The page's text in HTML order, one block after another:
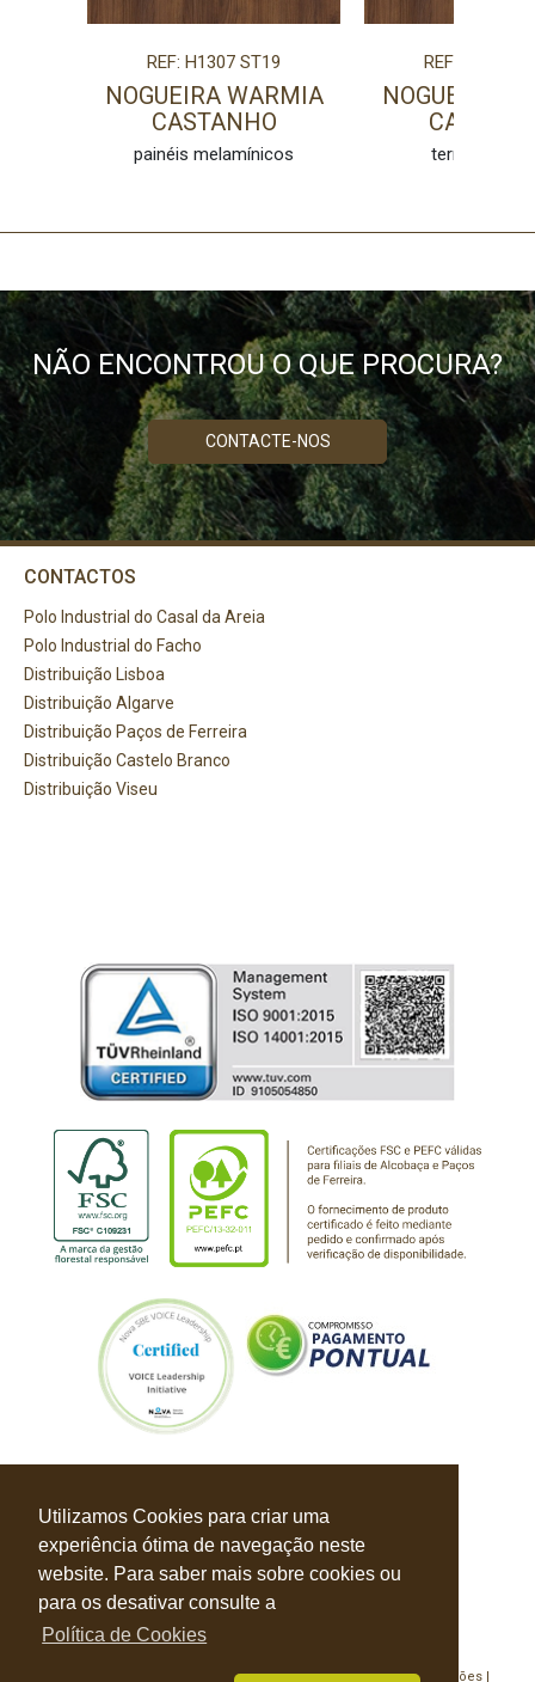
Utilizamos Cookies para criar uma
experiência ótima de navegação neste
website. Para saber mais sobre cookies ou
para os desativar consulte a
Política de Cookies
REF: H1307 ST19
NOGUEIRA WARMIA
CASTANHO
painéis melamínicos
REF: H1307
NOGUEIRA
NÃO ENCONTROU O QUE PROCURA?
CONTACTE-NOS
CONTACTOS
Polo Industrial do Casal da Areia
Polo Industrial do Facho
Distribuição Lisboa
Distribuição Algarve
Distribuição Paços de Ferreira
Distribuição Castelo Branco
Distribuição Viseu
Política de Cookies | Livro de Reclamações |